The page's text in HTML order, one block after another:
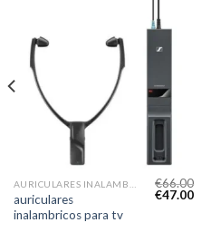
auriculares
inalambricos para tv
€66.00
€47.00